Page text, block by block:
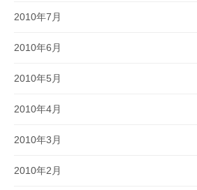
2010年7月
2010年6月
2010年5月
2010年4月
2010年3月
2010年2月